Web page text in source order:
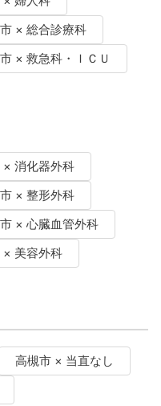
× 総合診療科
× 救急科・ＩＣＵ
× 消化器外科
× 整形外科
× 心臓血管外科
× 美容外科
高槻市 × 当直なし